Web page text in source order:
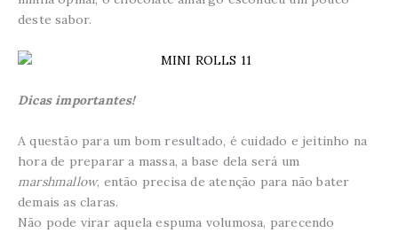
deste sabor.
Dicas importantes!
A questão para um bom resultado, é cuidado e jeitinho na
hora de preparar a massa, a base dela será um
marshmallow, então precisa de atenção para não bater
demais as claras.
Não pode virar aquela espuma volumosa, parecendo